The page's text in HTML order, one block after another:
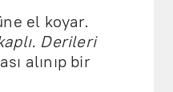
el koyar.
Derileri
alınıp bir